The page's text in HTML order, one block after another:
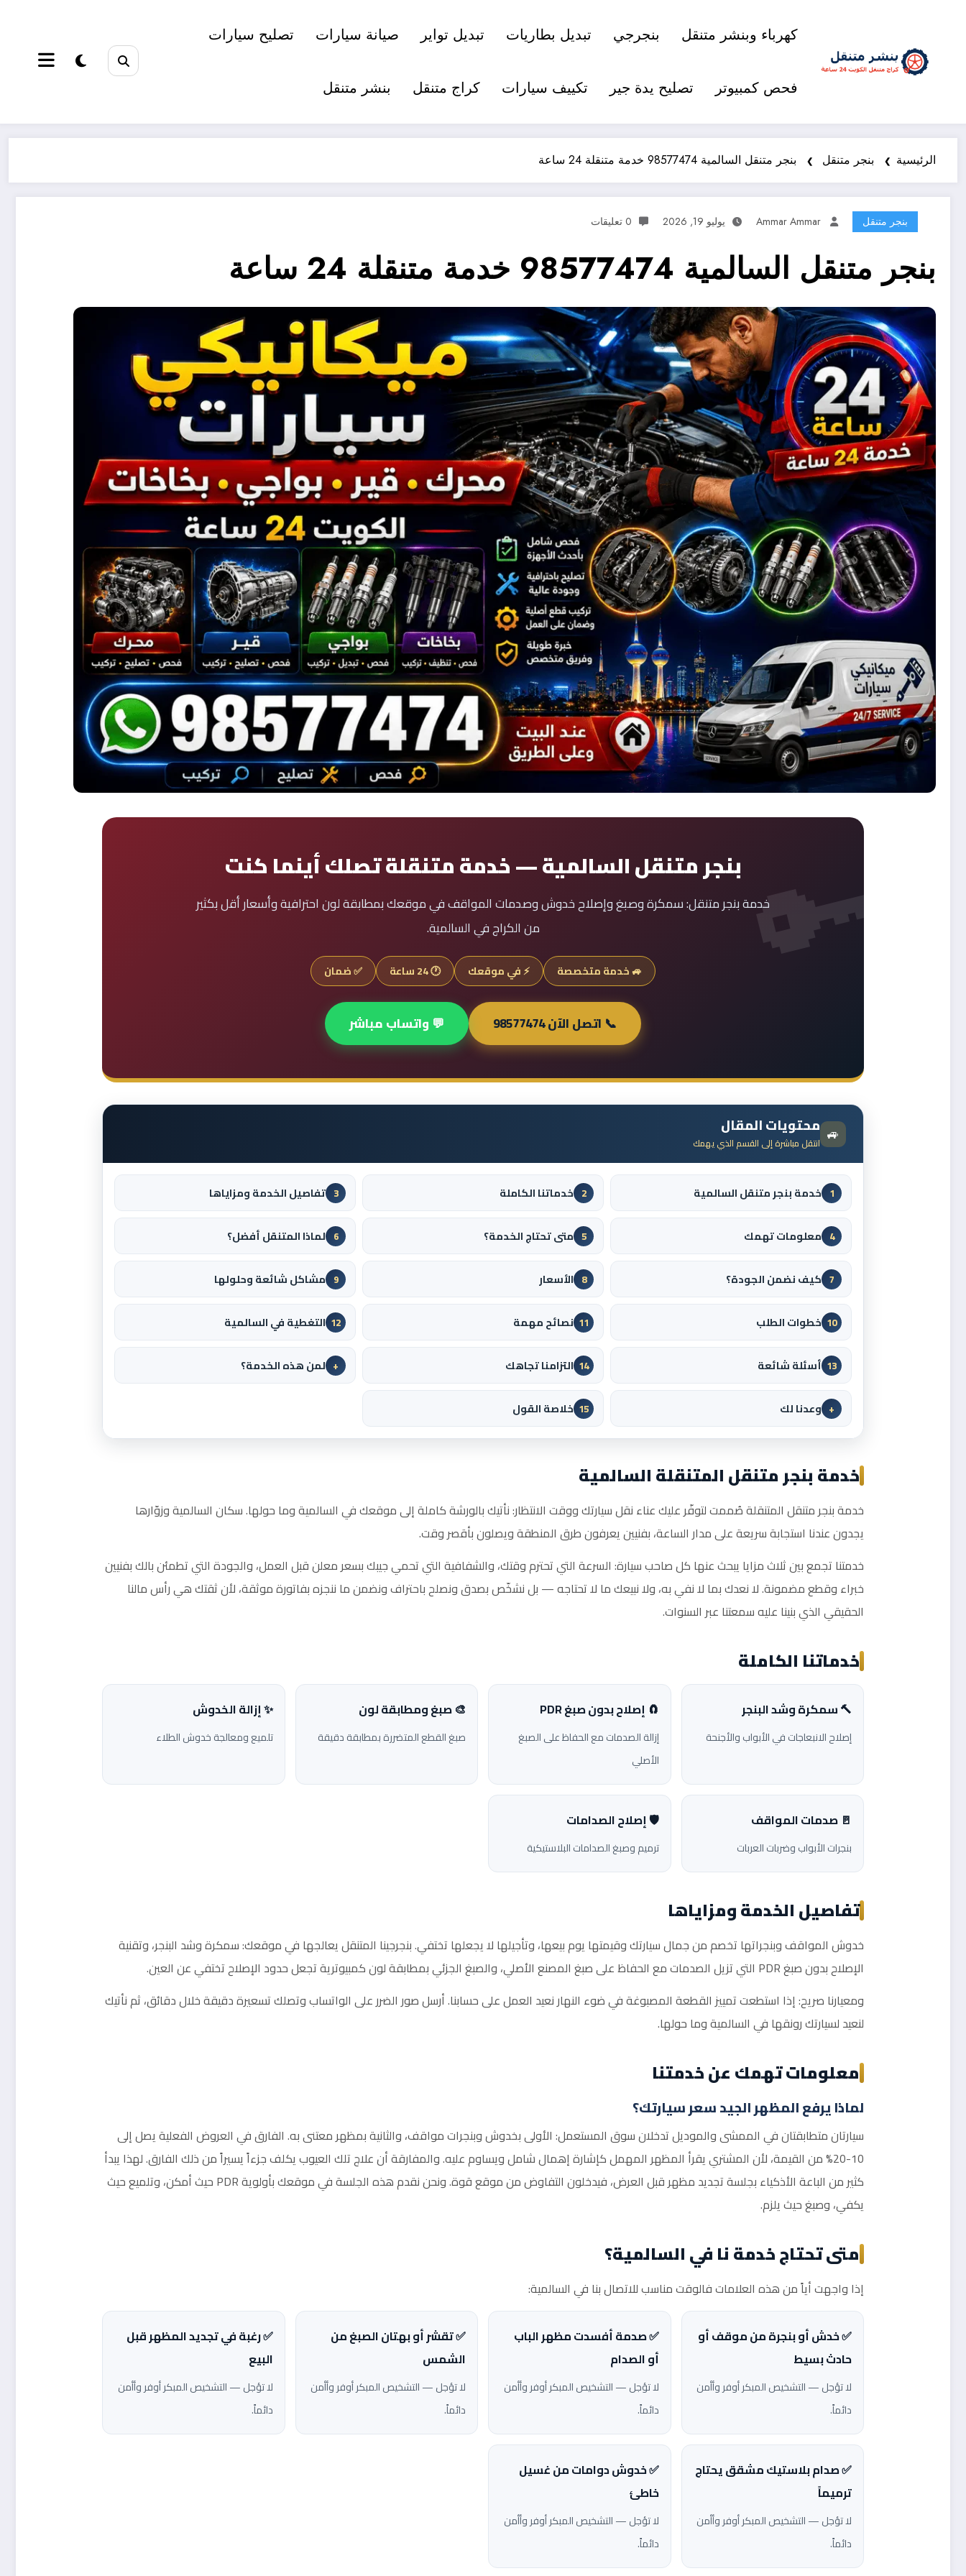
كهرباء وبنشر متنقل بنجرجي تبديل بطاريات تبديل تواير صيانة سيارات تصليح سيارات
فحص كمبيوتر تصليح يدة جير تكييف سيارات كراج متنقل بنشر متنقل
الرئيسية بنجر متنقل بنجر متنقل السالمية 98577474 خدمة متنقلة 24 ساعة
بنجر متنقل Ammar Ammar يوليو 19, 2026 0 تعليقات
بنجر متنقل السالمية 98577474 خدمة متنقلة 24 ساعة
بنجر متنقل السالمية — خدمة متنقلة تصلك أينما كنت
خدمة بنجر متنقل: سمكرة وصبغ وإصلاح خدوش وصدمات المواقف في موقعك بمطابقة لون احترافية وأسعار أقل بكثير
من الكراج في السالمية.
🚙 خدمة متخصصة ⚡ في موقعك 🕐 24 ساعة ✅ ضمان
📞 اتصل الآن 98577474 💬 واتساب مباشر
🚙 محتويات المقال
انتقل مباشرة إلى القسم الذي يهمك
1 خدمة بنجر متنقل السالمية 2 خدماتنا الكاملة 3 تفاصيل الخدمة ومزاياها
4 معلومات تهمك 5 متى تحتاج الخدمة؟ 6 لماذا المتنقل أفضل؟
7 كيف نضمن الجودة؟ 8 الأسعار 9 مشاكل شائعة وحلولها
10 خطوات الطلب 11 نصائح مهمة 12 التغطية في السالمية
13 أسئلة شائعة 14 التزامنا تجاهك + لمن هذه الخدمة؟
+ وعدنا لك 15 خلاصة القول
خدمة بنجر متنقل المتنقلة السالمية
خدمة بنجر متنقل المتنقلة صُممت لتوفّر عليك عناء نقل سيارتك ووقت الانتظار: نأتيك بالورشة كاملة إلى موقعك في السالمية وما حولها. سكان السالمية وزوّارها
يجدون عندنا استجابة سريعة على مدار الساعة، بفنيين يعرفون طرق المنطقة ويصلون بأقصر وقت.
خدمتنا تجمع بين ثلاث مزايا يبحث عنها كل صاحب سيارة: السرعة التي تحترم وقتك، والشفافية التي تحمي جيبك بسعر معلن قبل العمل، والجودة التي تطمئن بالك بفنيين
خبراء وقطع مضمونة. لا نعدك بما لا نفي به، ولا نبيعك ما لا تحتاجه — بل نشخّص بصدق ونصلح باحتراف ونضمن ما ننجزه بفاتورة موثقة، لأن ثقتك هي رأس مالنا
الحقيقي الذي بنينا عليه سمعتنا عبر السنوات.
خدماتنا الكاملة
🔨 سمكرة وشد البنجر
إصلاح الانبعاجات في الأبواب والأجنحة
🧲 إصلاح بدون صبغ PDR
إزالة الصدمات مع الحفاظ على الصبغ
الأصلي
🎨 صبغ ومطابقة لون
صبغ القطع المتضررة بمطابقة دقيقة
✨ إزالة الخدوش
تلميع ومعالجة خدوش الطلاء
🚪 صدمات المواقف
بنجرات الأبواب وضربات العربات
🛡️ إصلاح الصدامات
ترميم وصبغ الصدامات البلاستيكية
تفاصيل الخدمة ومزاياها
خدوش المواقف وبنجراتها تخصم من جمال سيارتك وقيمتها يوم بيعها، وتأجيلها لا يجعلها تختفي. بنجرجينا المتنقل يعالجها في موقعك: سمكرة وشد البنجر، وتقنية
الإصلاح بدون صبغ PDR التي تزيل الصدمات مع الحفاظ على صبغ المصنع الأصلي، والصبغ الجزئي بمطابقة لون كمبيوترية تجعل حدود الإصلاح تختفي عن العين.
ومعيارنا صريح: إذا استطعت تمييز القطعة المصبوغة في ضوء النهار نعيد العمل على حسابنا. أرسل صور الضرر على الواتساب وتصلك تسعيرة دقيقة خلال دقائق، ثم نأتيك
لنعيد لسيارتك رونقها في السالمية وما حولها.
معلومات تهمك عن خدمتنا
لماذا يرفع المظهر الجيد سعر سيارتك؟
سيارتان متطابقتان في الممشى والموديل تدخلان سوق المستعمل: الأولى بخدوش وبنجرات مواقف، والثانية بمظهر معتنى به. الفارق في العروض الفعلية يصل إلى
10-20% من القيمة، لأن المشتري يقرأ المظهر المهمل كإشارة إهمال شامل ويساوم عليه. والمفارقة أن علاج تلك العيوب يكلف جزءاً يسيراً من ذلك الفارق. لهذا يبدأ
كثير من الباعة الأذكياء بجلسة تجديد مظهر قبل العرض، فيدخلون التفاوض من موقع قوة. ونحن نقدم هذه الجلسة في موقعك بأولوية PDR حيث أمكن، وتلميع حيث
يكفي، وصبغ حيث يلزم.
متى تحتاج خدمة نا في السالمية؟
إذا واجهت أياً من هذه العلامات فالوقت مناسب للاتصال بنا في السالمية:
✅ خدش أو بنجرة من موقف أو
حادث بسيط
لا تؤجل — التشخيص المبكر أوفر وأأمن
دائماً.
✅ صدمة أفسدت مظهر الباب
أو الصدام
لا تؤجل — التشخيص المبكر أوفر وأأمن
دائماً.
✅ تقشر أو بهتان الصبغ من
الشمس
لا تؤجل — التشخيص المبكر أوفر وأأمن
دائماً.
✅ رغبة في تجديد المظهر قبل
البيع
لا تؤجل — التشخيص المبكر أوفر وأأمن
دائماً.
✅ صدام بلاستيك مشقق يحتاج
ترميماً
لا تؤجل — التشخيص المبكر أوفر وأأمن
دائماً.
✅ خدوش دوامات من غسيل
خاطئ
لا تؤجل — التشخيص المبكر أوفر وأأمن
دائماً.